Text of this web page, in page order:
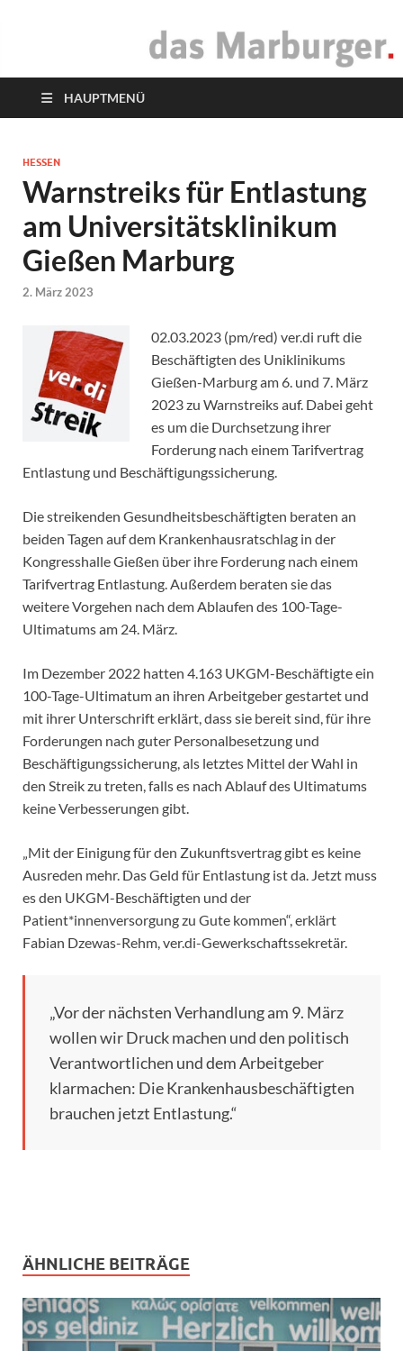
das Marburger.
HAUPTMENÜ
HESSEN
Warnstreiks für Entlastung
am Universitätsklinikum
Gießen Marburg
2. März 2023
02.03.2023 (pm/red) ver.di ruft die
Beschäftigten des Uniklinikums
Gießen-Marburg am 6. und 7. März
2023 zu Warnstreiks auf. Dabei geht
es um die Durchsetzung ihrer
Forderung nach einem Tarifvertrag
Entlastung und Beschäftigungssicherung.
Die streikenden Gesundheitsbeschäftigten beraten an
beiden Tagen auf dem Krankenhausratschlag in der
Kongresshalle Gießen über ihre Forderung nach einem
Tarifvertrag Entlastung. Außerdem beraten sie das
weitere Vorgehen nach dem Ablaufen des 100-Tage-
Ultimatums am 24. März.
Im Dezember 2022 hatten 4.163 UKGM-Beschäftigte ein
100-Tage-Ultimatum an ihren Arbeitgeber gestartet und
mit ihrer Unterschrift erklärt, dass sie bereit sind, für ihre
Forderungen nach guter Personalbesetzung und
Beschäftigungssicherung, als letztes Mittel der Wahl in
den Streik zu treten, falls es nach Ablauf des Ultimatums
keine Verbesserungen gibt.
„Mit der Einigung für den Zukunftsvertrag gibt es keine
Ausreden mehr. Das Geld für Entlastung ist da. Jetzt muss
es den UKGM-Beschäftigten und der
Patient*innenversorgung zu Gute kommen“, erklärt
Fabian Dzewas-Rehm, ver.di-Gewerkschaftssekretär.
„Vor der nächsten Verhandlung am 9. März
wollen wir Druck machen und den politisch
Verantwortlichen und dem Arbeitgeber
klarmachen: Die Krankenhausbeschäftigten
brauchen jetzt Entlastung.“
ÄHNLICHE BEITRÄGE